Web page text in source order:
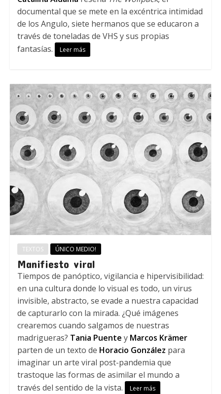
documental que se mete en la excéntrica intimidad
de los Angulo, siete hermanos que se educaron a
través de toneladas de VHS y sus propias
fantasías.
Leer más
TEXTOS ÚNICO MEDIO!
Manifiesto viral
Tiempos de panóptico, vigilancia e hipervisibilidad:
en una cultura donde lo visual es todo, un virus
invisible, abstracto, se evade a nuestra capacidad
de capturarlo con la mirada. ¿Qué imágenes
crearemos cuando salgamos de nuestras
madrigueras? Tania Puente y Marcos Krämer
parten de un texto de Horacio González para
imaginar un arte viral post-pandemia que
trastoque las formas de asimilar el mundo a
través del sentido de la vista.
Leer más